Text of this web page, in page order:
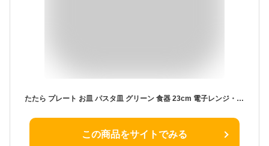
たたら プレート お皿 パスタ皿 グリーン 食器 23cm 電子レンジ・食洗機対応 ワンプレート エンボス ドット レリーフ フリル 美濃焼 191064
この商品をサイトでみる